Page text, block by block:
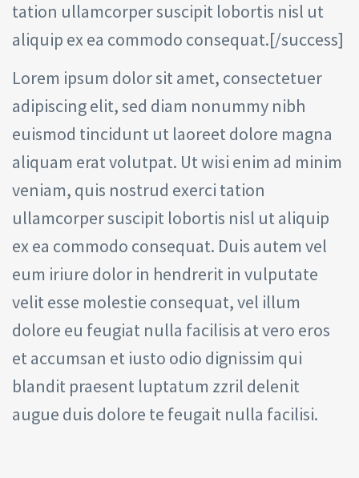
tation ullamcorper suscipit lobortis nisl ut
aliquip ex ea commodo consequat.[/success]
Lorem ipsum dolor sit amet, consectetuer
adipiscing elit, sed diam nonummy nibh
euismod tincidunt ut laoreet dolore magna
aliquam erat volutpat. Ut wisi enim ad minim
veniam, quis nostrud exerci tation
ullamcorper suscipit lobortis nisl ut aliquip
ex ea commodo consequat. Duis autem vel
eum iriure dolor in hendrerit in vulputate
velit esse molestie consequat, vel illum
dolore eu feugiat nulla facilisis at vero eros
et accumsan et iusto odio dignissim qui
blandit praesent luptatum zzril delenit
augue duis dolore te feugait nulla facilisi.